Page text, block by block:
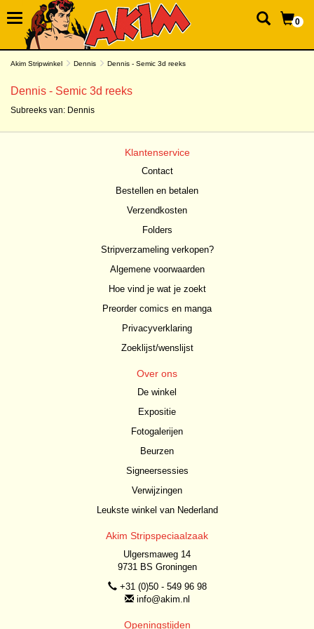
0
Akim Stripwinkel Dennis Dennis - Semic 3d reeks
Dennis - Semic 3d reeks
Subreeks van: Dennis
Klantenservice
Contact
Bestellen en betalen
Verzendkosten
Folders
Stripverzameling verkopen?
Algemene voorwaarden
Hoe vind je wat je zoekt
Preorder comics en manga
Privacyverklaring
Zoeklijst/wenslijst
Over ons
De winkel
Expositie
Fotogalerijen
Beurzen
Signeersessies
Verwijzingen
Leukste winkel van Nederland
Akim Stripspeciaalzaak
Ulgersmaweg 14
9731 BS Groningen
+31 (0)50 - 549 96 98
info@akim.nl
Openingstijden